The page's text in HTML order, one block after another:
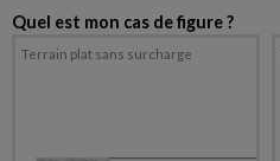
Quel est mon cas de figure ?
Terrain plat sans surcharge